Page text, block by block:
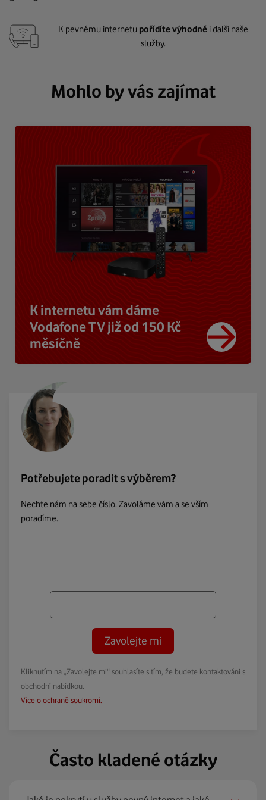
K pevnému internetu pořídíte výhodně i další naše
služby.
Mohlo by vás zajímat
K internetu vám dáme
Vodafone TV již od 150 Kč
měsíčně
Potřebujete poradit s výběrem?
Nechte nám na sebe číslo. Zavoláme vám a se vším
poradíme.
Zavolejte mi
Kliknutím na „Zavolejte mi“ souhlasíte s tím, že budete kontaktováni s
obchodní nabídkou.
Více o ochraně soukromí.
Často kladené otázky